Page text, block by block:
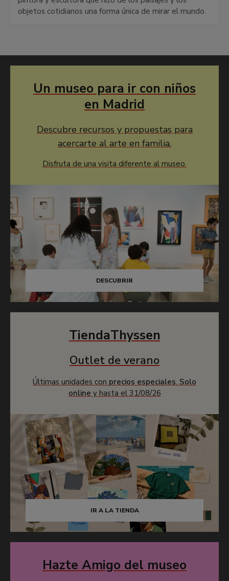
objetos cotidianos una forma única de mirar el mundo.
Un museo para ir con niños
en Madrid
Descubre recursos y propuestas para
acercarte al arte en familia.
Disfruta de una visita diferente al museo.
DESCUBRIR
TiendaThyssen
Outlet de verano
Últimas unidades con precios especiales. Solo
online y hasta el 31/08/26
IR A LA TIENDA
Hazte Amigo del museo